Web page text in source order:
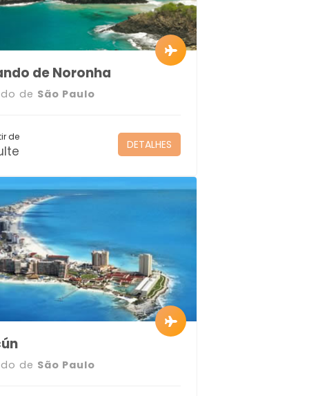
de Noronha
de São Paulo
de
DETALHES
de São Paulo